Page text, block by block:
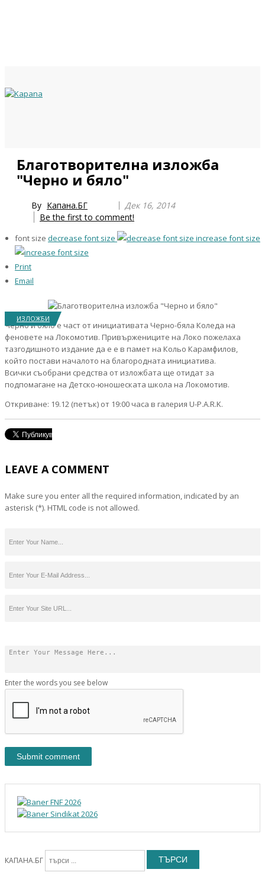
Благотворителна изложба
"Черно и бяло"
By Капана.БГ
Дек 16, 2014
Be the first to comment!
font size decrease font size increase font size
Print
Email
ИЗЛОЖБИ
Черно и бяло е част от инициативата Черно-бяла Коледа на
феновете на Локомотив. Привържениците на Локо пожелаха
тазгодишното издание да е е в памет на Кольо Карамфилов,
който постави началото на благородната инициатива.
Всички съобрани средства от изложбата ще отидат за
подпомагане на Детско-юношеската школа на Локомотив.
Откриване: 19.12 (петък) от 19:00 часа в галерия U-P.A.R.K.
LEAVE A COMMENT
Make sure you enter all the required information, indicated by an
asterisk (*). HTML code is not allowed.
Enter the words you see below
КАПАНА.БГ ТЪРСИ
Year
Month
Year
Month